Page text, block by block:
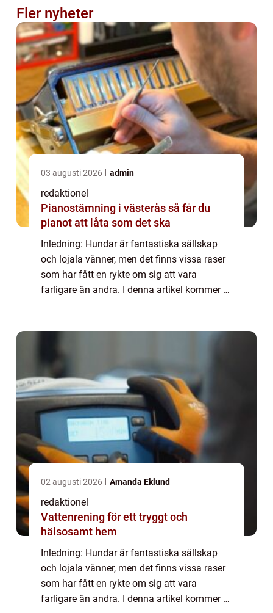
Fler nyheter
03 augusti 2026 admin
redaktionel
Pianostämning i västerås så får du
pianot att låta som det ska
Inledning: Hundar är fantastiska sällskap
och lojala vänner, men det finns vissa raser
som har fått en rykte om sig att vara
farligare än andra. I denna artikel kommer vi
02 augusti 2026 Amanda Eklund
redaktionel
Vattenrening för ett tryggt och
hälsosamt hem
Inledning: Hundar är fantastiska sällskap
och lojala vänner, men det finns vissa raser
som har fått en rykte om sig att vara
farligare än andra. I denna artikel kommer vi